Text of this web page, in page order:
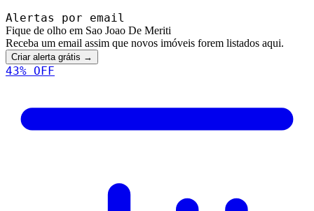
Alertas por email
Fique de olho em Sao Joao De Meriti
Receba um email assim que novos imóveis forem listados aqui.
Criar alerta grátis →
43% OFF